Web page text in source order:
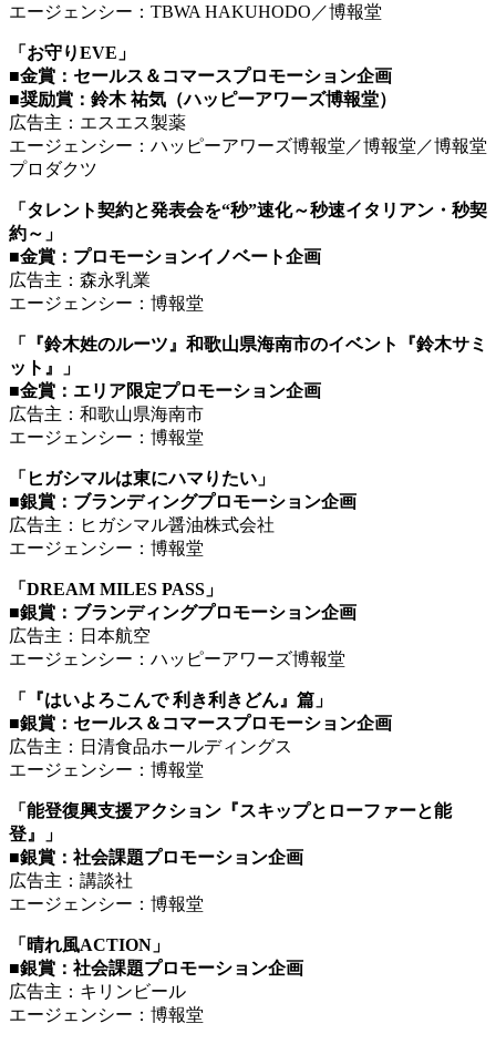
エージェンシー：TBWA HAKUHODO／博報堂
「お守りEVE」
■金賞：セールス＆コマースプロモーション企画
■奨励賞：鈴木 祐気（ハッピーアワーズ博報堂）
広告主：エスエス製薬
エージェンシー：ハッピーアワーズ博報堂／博報堂／博報堂
プロダクツ
「タレント契約と発表会を“秒”速化～秒速イタリアン・秒契
約～」
■金賞：プロモーションイノベート企画
広告主：森永乳業
エージェンシー：博報堂
「『鈴木姓のルーツ』和歌山県海南市のイベント『鈴木サミ
ット』」
■金賞：エリア限定プロモーション企画
広告主：和歌山県海南市
エージェンシー：博報堂
「ヒガシマルは東にハマりたい」
■銀賞：ブランディングプロモーション企画
広告主：ヒガシマル醤油株式会社
エージェンシー：博報堂
「DREAM MILES PASS」
■銀賞：ブランディングプロモーション企画
広告主：日本航空
エージェンシー：ハッピーアワーズ博報堂
「『はいよろこんで 利き利きどん』篇」
■銀賞：セールス＆コマースプロモーション企画
広告主：日清食品ホールディングス
エージェンシー：博報堂
「能登復興支援アクション『スキップとローファーと能
登』」
■銀賞：社会課題プロモーション企画
広告主：講談社
エージェンシー：博報堂
「晴れ風ACTION」
■銀賞：社会課題プロモーション企画
広告主：キリンビール
エージェンシー：博報堂